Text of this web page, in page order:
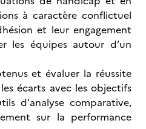
à caractère conflictuel
et leur engagement
les équipes autour d’un
et évaluer la réussite
écarts avec les objectifs
d'analyse comparative,
sur la performance